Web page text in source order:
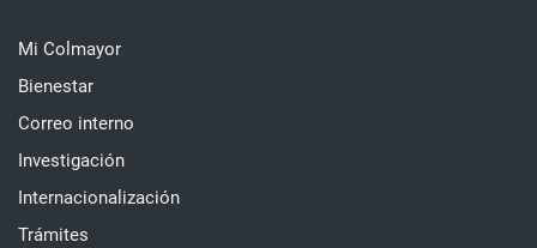
Mi Colmayor
Bienestar
Correo interno
Investigación
Internacionalización
Trámites